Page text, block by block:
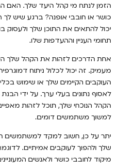
הזמן לנתח מי קהל היעד שלך. האם
כושר או חובבי אופנה? ברגע שיש
יכול להתאים את התוכן שלך
תחומי העניין וההעדפות שלו.
אחת הדרכים לזהות את הקהל שלך
מעמיק. זה יכול לכלול ניתוח
לאסוף נתונים בעלי ערך. על ידי הבנת
הקהל הנוכחי שלך, תוכל לזהות
למשוך משתמשים דומים.
יתר על כן, חשוב למקד למשתמשים
שלך ולהפוך לעוקבים אמיתיים.
מיקוד לחובבי כושר ולאנשים